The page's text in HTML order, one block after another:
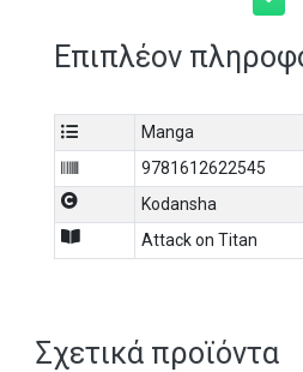
εμφάνισης των Τιτάνων, ο Σμιθ
Όμως το σπίτι βρίσκεται
μια δύναμη που ακόμη δεν
Επιπλέον
Manga
9781612622545
Kodansha
Attack on Titan
Σχετικά προϊόντα